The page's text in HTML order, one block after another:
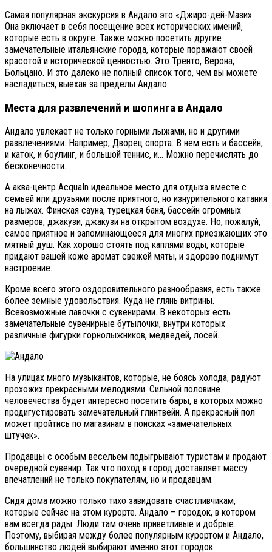
Самая популярная экскурсия в Андало это «Джиро-дей-Мази».
Она включает в себя посещение всех исторических имений,
которые есть в округе. Также можно посетить другие
замечательные итальянские города, которые поражают своей
красотой и исторической ценностью. Это Тренто, Верона,
Больцано. И это далеко не полный список того, чем вы можете
насладиться, выехав за пределы Андало.
Места для развлечений и шопинга в Андало
Андало увлекает не только горными лыжами, но и другими
развлечениями. Например, Дворец спорта. В нем есть и бассейн,
и каток, и боулинг, и большой теннис, и… Можно перечислять до
бесконечности.
А аква-центр AcquaIn идеальное место для отдыха вместе с
семьей или друзьями после приятного, но изнурительного катания
на лыжах. Финская сауна, турецкая баня, бассейн огромных
размеров, джакузи, джакузи на открытом воздухе. Но, пожалуй,
самое приятное и запоминающееся для многих приезжающих это
мятный душ. Как хорошо стоять под каплями воды, которые
придают вашей коже аромат свежей мяты, и здорово поднимут
настроение.
Кроме всего этого оздоровительного разнообразия, есть также
более земные удовольствия. Куда не глянь витрины.
Всевозможные лавочки с сувенирами. В некоторых есть
замечательные сувенирные бутылочки, внутри которых
различные фигурки горнолыжников, медведей, лосей.
На улицах много музыкантов, которые, не боясь холода, радуют
прохожих прекрасными мелодиями. Сильной половине
человечества будет интересно посетить бары, в которых можно
продигустировать замечательный глинтвейн. А прекрасный пол
может пройтись по магазинам в поисках «замечательных
штучек».
Продавцы с особым весельем подыгрывают туристам и продают
очередной сувенир. Так что поход в город доставляет массу
впечатлений не только покупателям, но и продавцам.
Сидя дома можно только тихо завидовать счастливчикам,
которые сейчас на этом курорте. Андало – городок, в котором
вам всегда рады. Люди там очень приветливые и добрые.
Поэтому, выбирая между более популярным курортом и Андало,
большинство людей выбирают именно этот городок.